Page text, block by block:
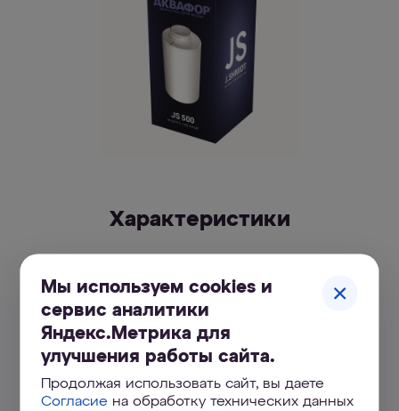
Характеристики
Характеристики
Ресурс
Мы используем cookies и
сервис аналитики
Яндекс.Метрика для
улучшения работы сайта.
Продолжая использовать сайт, вы даете
Согласие на обработку технических данных